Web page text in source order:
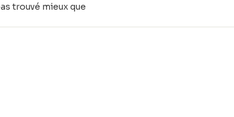
trouvé mieux que